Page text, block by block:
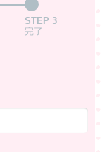
STEP 3
完了